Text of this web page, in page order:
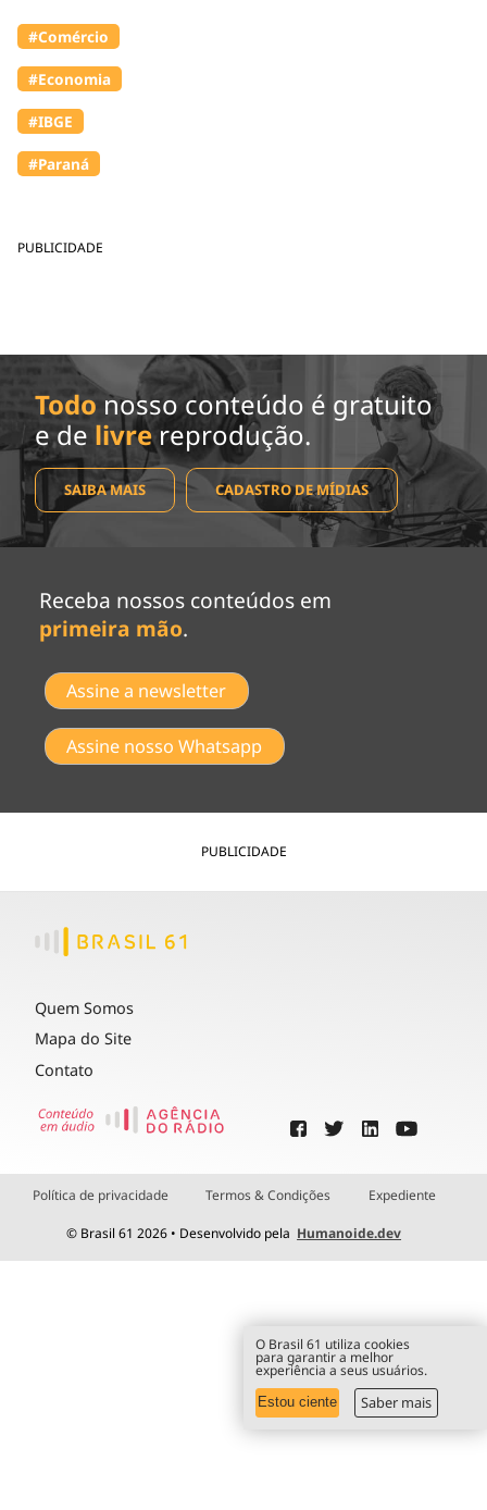
PUBLICIDADE
#Comércio
#Economia
#IBGE
#Paraná
Todo nosso conteúdo é gratuito
e de livrereprodução.
SAIBA MAIS CADASTRO DE MÍDIAS
Receba nossos conteúdos em
primeira mão.
Assine a newsletter
Assine nosso Whatsapp
PUBLICIDADE
Quem Somos
Mapa do Site
Contato
Política de privacidade Termos & Condições Expediente
© Brasil 61 2026 • Desenvolvido pela Humanoide.dev
O Brasil 61 utiliza cookies
para garantir a melhor
experiência a seus usuários.
Estou ciente Saber mais